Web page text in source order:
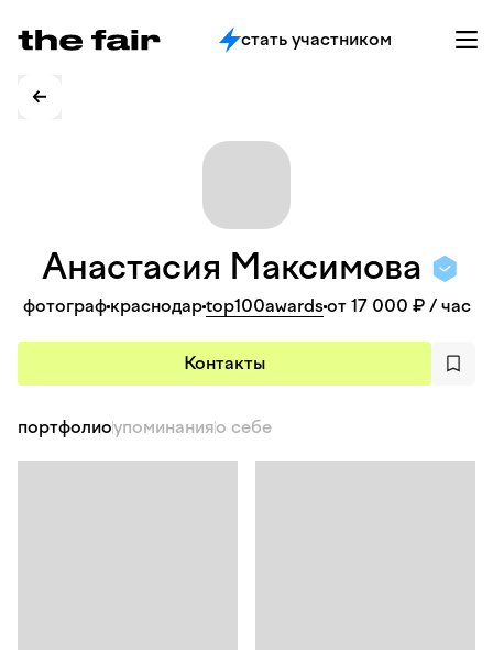
стать участником
Анастасия Максимова
фотографкраснодарtop100awardsот 17 000 ₽/ час
Контакты
портфолиоупоминанияо себе